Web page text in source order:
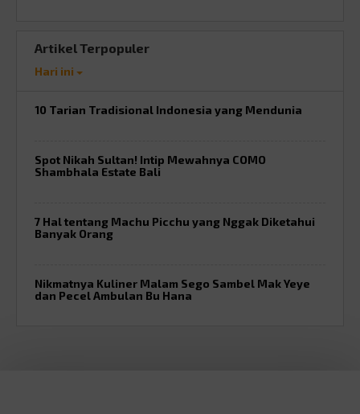
Artikel Terpopuler
Hari ini
10 Tarian Tradisional Indonesia yang Mendunia
Spot Nikah Sultan! Intip Mewahnya COMO
Shambhala Estate Bali
7 Hal tentang Machu Picchu yang Nggak Diketahui
Banyak Orang
Nikmatnya Kuliner Malam Sego Sambel Mak Yeye
dan Pecel Ambulan Bu Hana